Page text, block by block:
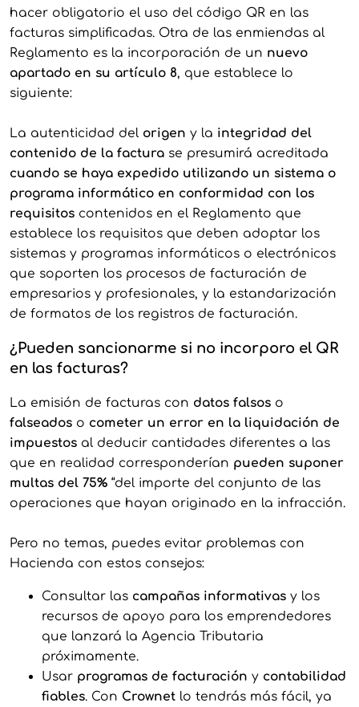
hacer obligatorio el uso del código QR en las
facturas simplificadas. Otra de las enmiendas al
Reglamento es la incorporación de un nuevo
apartado en su artículo 8, que establece lo
siguiente:
La autenticidad del origen y la integridad del
contenido de la facturase presumirá acreditada
cuando se haya expedido utilizando un sistema o
programa informático en conformidad con los
requisitoscontenidos en el Reglamento que
establece los requisitos que deben adoptar los
sistemas y programas informáticos o electrónicos
que soporten los procesos de facturación de
empresarios y profesionales, y la estandarización
de formatos de los registros de facturación.
¿Pueden sancionarme si no incorporo el QR
en las facturas?
La emisión de facturas con datos falsoso
falseadoso cometer un error en la liquidación de
impuestosal deducir cantidades diferentes a las
que en realidad corresponderían pueden suponer
multas del 75%“del importe del conjunto de las
operaciones que hayan originado en la infracción.
Pero no temas, puedes evitar problemas con
Hacienda con estos consejos:
Consultar las campañas informativasy los
recursos de apoyo para los emprendedores
que lanzará la Agencia Tributaria
próximamente.
Usar programas de facturación y contabilidad
fiables. Con Crownetlo tendrás más fácil, ya